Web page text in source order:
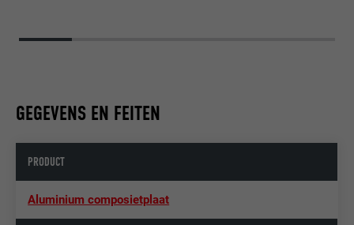
GEGEVENS EN FEITEN
PRODUCT
Aluminium composietplaat